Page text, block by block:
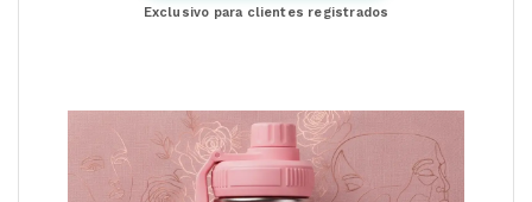
Exclusivo para clientes registrados